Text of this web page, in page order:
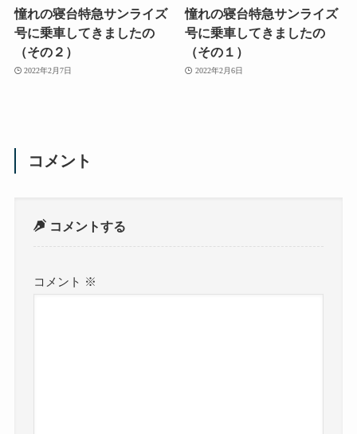
憧れの寝台特急サンライズ
号に乗車してきましたの
（その２）
2022年2月7日
憧れの寝台特急サンライズ
号に乗車してきましたの
（その１）
2022年2月6日
コメント
コメントする
コメント ※